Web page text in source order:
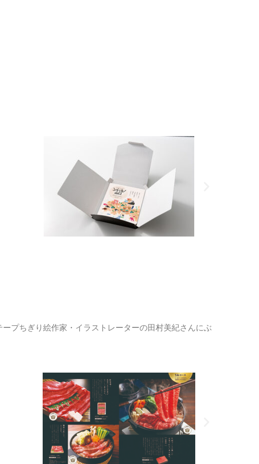
プちぎり絵作家・イラストレーターの田村美紀さんにぶ